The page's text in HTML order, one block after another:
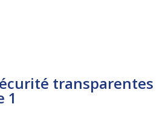
transparentes
1